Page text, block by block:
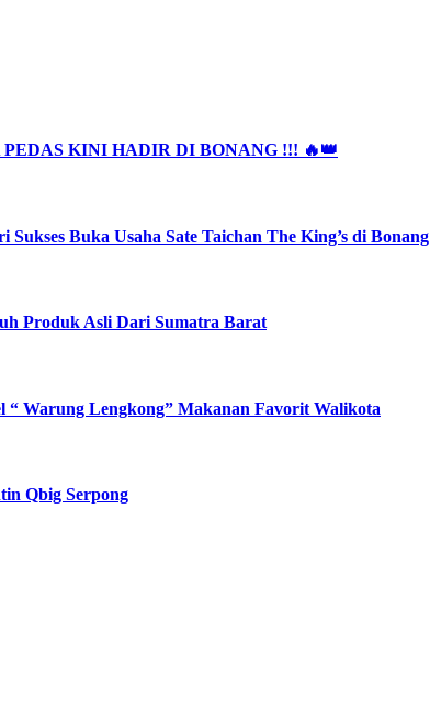
KINI HADIR DI BONANG !!! 🔥👑
Buka Usaha Sate Taichan The King’s di Bonang
Produk Asli Dari Sumatra Barat
“ Warung Lengkong” Makanan Favorit Walikota
Qbig Serpong